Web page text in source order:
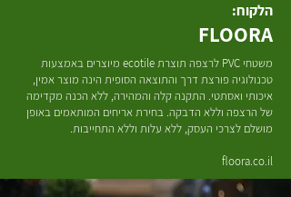
הלקוח:
FLOORA
משטחי PVC לרצפה תוצרת ecotile מיוצרים באמצעות
טכנולוגיה פורצת דרך והתוצאה הסופית הינה מוצר אמין,
איכותי ואסתטי. התקנה קלה והמהירה, ללא הכנה מקדימה
של הרצפה וללא הדבקה.​ בחירת אריחים המותאמים באופן
מושלם לצרכי העסק, ללא עלות וללא התחייבות.
floora.co.il